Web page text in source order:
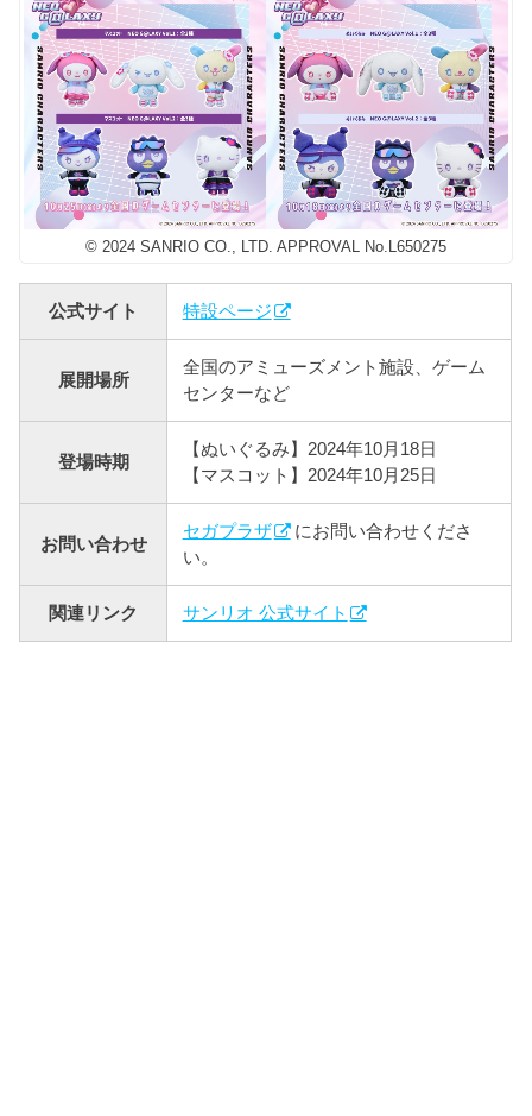
© 2024 SANRIO CO., LTD. APPROVAL No.L650275
公式サイト 特設ページ
展開場所
全国のアミューズメント施設、ゲーム
センターなど
登場時期
【ぬいぐるみ】2024年10月18日
【マスコット】2024年10月25日
お問い合わせ
セガプラザ
にお問い合わせくださ
い。
関連リンク サンリオ 公式サイト